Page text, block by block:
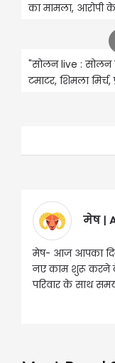
का मामला, आरोपी
"सोलन live : सोलन
टमाटर, शिमला मिर्च,
से भरा रहेगा।
अच्छा समय है।
सुखद रहेगा।
वृष-
लिए